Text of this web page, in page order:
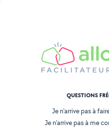
QUESTIONS
Je n'arrive pas à
Je n'arrive pas à me